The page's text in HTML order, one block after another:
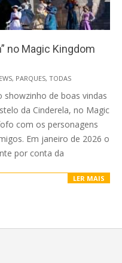
no Magic Kingdom
, PARQUES, TODAS
showzinho de boas vindas
da Cinderela, no Magic
com os personagens
Em janeiro de 2026 o
por conta da
LER MAIS